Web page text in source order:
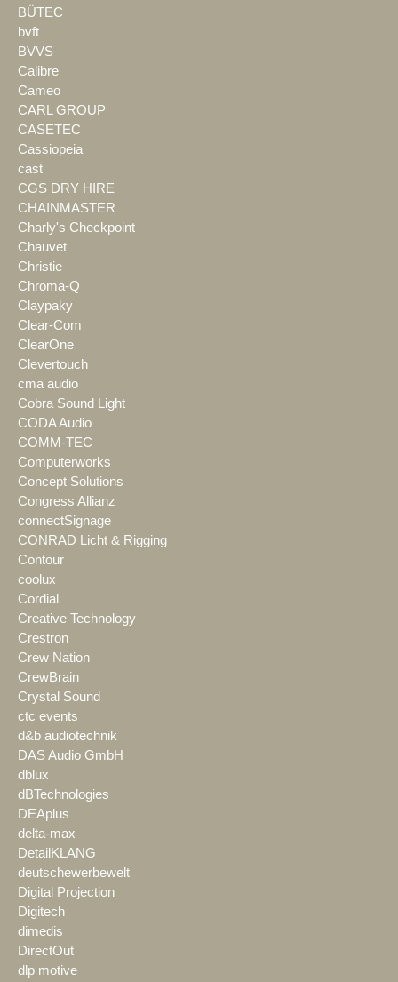
BÜTEC
bvft
BVVS
Calibre
Cameo
CARL GROUP
CASETEC
Cassiopeia
cast
CGS DRY HIRE
CHAINMASTER
Charly's Checkpoint
Chauvet
Christie
Chroma-Q
Claypaky
Clear-Com
ClearOne
Clevertouch
cma audio
Cobra Sound Light
CODA Audio
COMM-TEC
Computerworks
Concept Solutions
Congress Allianz
connectSignage
CONRAD Licht & Rigging
Contour
coolux
Cordial
Creative Technology
Crestron
Crew Nation
CrewBrain
Crystal Sound
ctc events
d&b audiotechnik
DAS Audio GmbH
dblux
dBTechnologies
DEAplus
delta-max
DetailKLANG
deutschewerbewelt
Digital Projection
Digitech
dimedis
DirectOut
dlp motive